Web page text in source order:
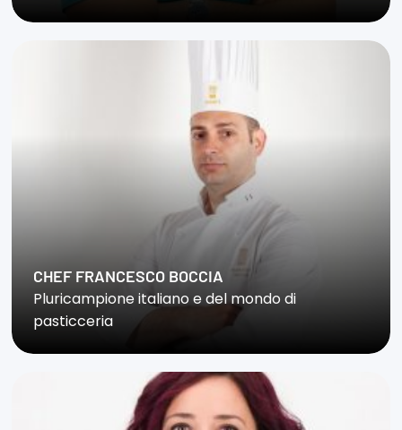
CHEF FRANCESCO BOCCIA
Pluricampione italiano e del mondo di
pasticceria